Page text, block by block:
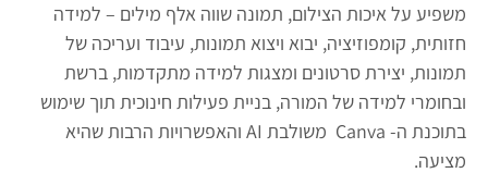
על איכות הצילום, תמונה שווה אלף מילים – למידה
קומפוזיציה, יבוא ויצוא תמונות, עיבוד ועריכה של
יצירת סרטונים ומצגות למידה מתקדמות, ברשת
למידה של המורה, בניית פעילות חינוכית תוך שימוש
בתוכנת ה- Canva משולבת AI והאפשרויות הרבות שהיא